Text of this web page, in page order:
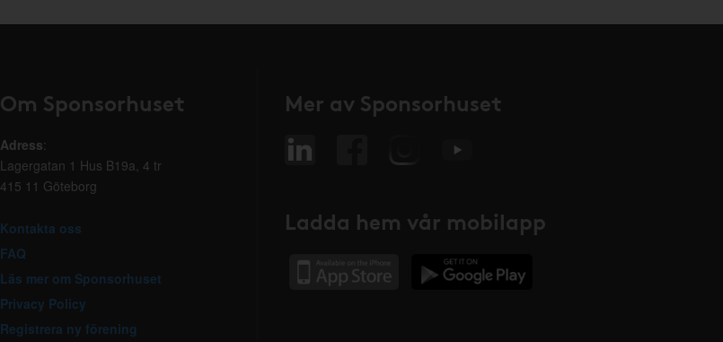
Om Sponsorhuset
Adress:
Lagergatan 1 Hus B19a, 4 tr
415 11 Göteborg
Kontakta oss
FAQ
Läs mer om Sponsorhuset
Privacy Policy
Registrera ny förening
Mer av Sponsorhuset
Ladda hem vår mobilapp